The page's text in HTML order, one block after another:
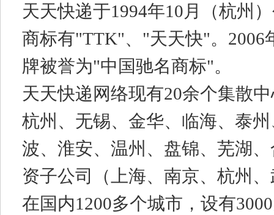
天天快递于1994年10月（杭州
商标有"TTK"、"天天快"。2006
牌被誉为"中国驰名商标"。
天天快递网络现有20余个集散
杭州、无锡、金华、临海、泰
波、淮安、温州、盘锦、芜湖
资子公司（上海、南京、杭州
在国内1200多个城市，设有